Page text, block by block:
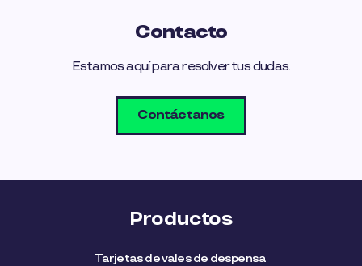
Contacto
Estamos aquí para resolver tus dudas.
Contáctanos
Productos
Tarjetas de vales de despensa